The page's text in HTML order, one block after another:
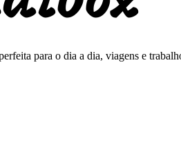
para o dia a dia, viagens e